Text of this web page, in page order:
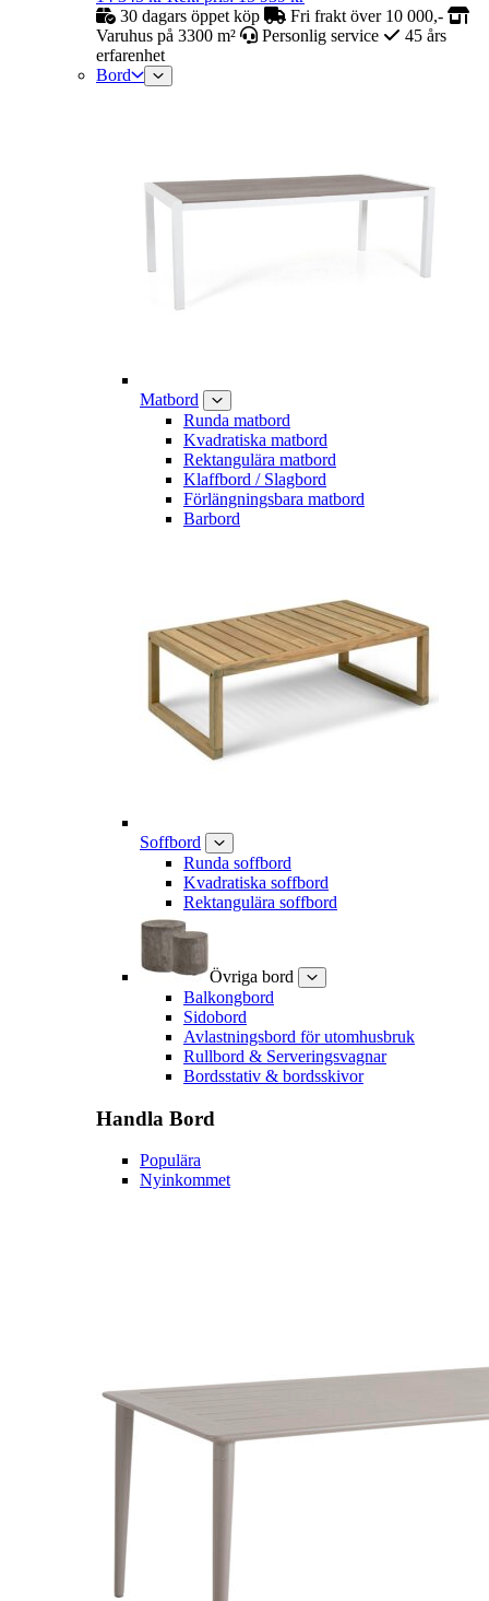
30 dagars öppet köp
Fri frakt över 10 000,-
Varuhus på 3300 m²
Personlig service
45 års
erfarenhet
Bord
Matbord
Runda matbord
Kvadratiska matbord
Rektangulära matbord
Klaffbord / Slagbord
Förlängningsbara matbord
Barbord
Soffbord
Runda soffbord
Kvadratiska soffbord
Rektangulära soffbord
Övriga bord
Balkongbord
Sidobord
Avlastningsbord för utomhusbruk
Rullbord & Serveringsvagnar
Bordsstativ & bordsskivor
Handla Bord
Populära
Nyinkommet